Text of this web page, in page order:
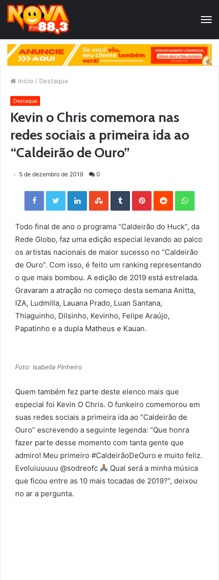
Início / Destaque
Destaque
Kevin o Chris comemora nas
redes sociais a primeira ida ao
“Caldeirão de Ouro”
5 de dezembro de 2019 0
Facebook Twitter LinkedIn StumbleUpon Tumblr Pinterest Reddit
Todo final de ano o programa “Caldeirão do Huck”, da
Rede Globo, faz uma edição especial levando ao palco
os artistas nacionais de maior sucesso no “Caldeirão
de Ouro”. Com isso, é feito um ranking representando
o que mais bombou. A edição de 2019 está estrelada.
Gravaram a atração no começo desta semana Anitta,
IZA, Ludmilla, Lauana Prado, Luan Santana,
Thiaguinho, Dilsinho, Kevinho, Felipe Araújo,
Papatinho e a dupla Matheus e Kauan.
Foto: Isabella Pinheiro
Quem também fez parte deste elenco mais que
especial foi Kevin O Chris. O funkeiro comemorou em
suas redes sociais a primeira ida ao “Caldeirão de
Ouro” escrevendo a seguinte legenda: “Que honra
fazer parte desse momento com tanta gente que
admiro! Meu primeiro #CaldeirãoDeOuro e muito feliz.
Evoluiuuuuu @sodreofc
Qual será a minha música
que ficou entre as 10 mais tocadas de 2019?”, deixou
no ar a pergunta.